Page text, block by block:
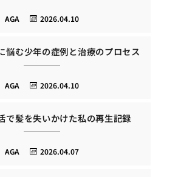
2026.04.10
AGA
悩む少年の症例と治療のプロセス
2026.04.10
AGA
で髪を失いかけた私の再生記録
2026.04.07
AGA